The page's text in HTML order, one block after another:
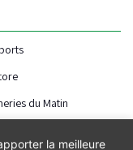
du Matin
la meilleure